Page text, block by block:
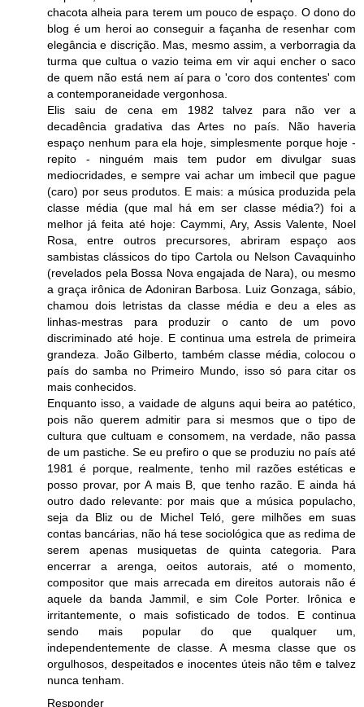
chacota alheia para terem um pouco de espaço. O dono do
blog é um heroi ao conseguir a façanha de resenhar com
elegância e discrição. Mas, mesmo assim, a verborragia da
turma que cultua o vazio teima em vir aqui encher o saco
de quem não está nem aí para o 'coro dos contentes' com
a contemporaneidade vergonhosa.
Elis saiu de cena em 1982 talvez para não ver a
decadência gradativa das Artes no país. Não haveria
espaço nenhum para ela hoje, simplesmente porque hoje -
repito - ninguém mais tem pudor em divulgar suas
mediocridades, e sempre vai achar um imbecil que pague
(caro) por seus produtos. E mais: a música produzida pela
classe média (que mal há em ser classe média?) foi a
melhor já feita até hoje: Caymmi, Ary, Assis Valente, Noel
Rosa, entre outros precursores, abriram espaço aos
sambistas clássicos do tipo Cartola ou Nelson Cavaquinho
(revelados pela Bossa Nova engajada de Nara), ou mesmo
a graça irônica de Adoniran Barbosa. Luiz Gonzaga, sábio,
chamou dois letristas da classe média e deu a eles as
linhas-mestras para produzir o canto de um povo
discriminado até hoje. E continua uma estrela de primeira
grandeza. João Gilberto, também classe média, colocou o
país do samba no Primeiro Mundo, isso só para citar os
mais conhecidos.
Enquanto isso, a vaidade de alguns aqui beira ao patético,
pois não querem admitir para si mesmos que o tipo de
cultura que cultuam e consomem, na verdade, não passa
de um pastiche. Se eu prefiro o que se produziu no país até
1981 é porque, realmente, tenho mil razões estéticas e
posso provar, por A mais B, que tenho razão. E ainda há
outro dado relevante: por mais que a música populacho,
seja da Bliz ou de Michel Teló, gere milhões em suas
contas bancárias, não há tese sociológica que as redima de
serem apenas musiquetas de quinta categoria. Para
encerrar a arenga, oeitos autorais, até o momento,
compositor que mais arrecada em direitos autorais não é
aquele da banda Jammil, e sim Cole Porter. Irônica e
irritantemente, o mais sofisticado de todos. E continua
sendo mais popular do que qualquer um,
independentemente de classe. A mesma classe que os
orgulhosos, despeitados e inocentes úteis não têm e talvez
nunca tenham.
Responder